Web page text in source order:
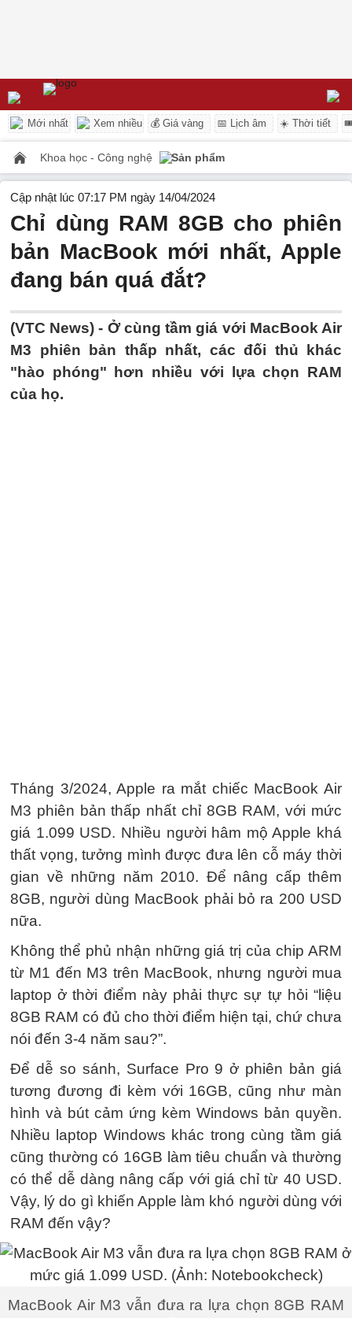
Mới nhất Xem nhiều 💰 Giá vàng 📅 Lịch âm ☀️ Thời tiết
Khoa học - Công nghệ Sản phẩm
Cập nhật lúc 07:17 PM ngày 14/04/2024
Chỉ dùng RAM 8GB cho phiên
bản MacBook mới nhất, Apple
đang bán quá đắt?
(VTC News) - Ở cùng tầm giá với MacBook Air
M3 phiên bản thấp nhất, các đối thủ khác
"hào phóng" hơn nhiều với lựa chọn RAM
của họ.
Tháng 3/2024, Apple ra mắt chiếc MacBook Air
M3 phiên bản thấp nhất chỉ 8GB RAM, với mức
giá 1.099 USD. Nhiều người hâm mộ Apple khá
thất vọng, tưởng mình được đưa lên cỗ máy thời
gian về những năm 2010. Để nâng cấp thêm
8GB, người dùng MacBook phải bỏ ra 200 USD
nữa.
Không thể phủ nhận những giá trị của chip ARM
từ M1 đến M3 trên MacBook, nhưng người mua
laptop ở thời điểm này phải thực sự tự hỏi “liệu
8GB RAM có đủ cho thời điểm hiện tại, chứ chưa
nói đến 3-4 năm sau?”.
Để dễ so sánh, Surface Pro 9 ở phiên bản giá
tương đương đi kèm với 16GB, cũng như màn
hình và bút cảm ứng kèm Windows bản quyền.
Nhiều laptop Windows khác trong cùng tầm giá
cũng thường có 16GB làm tiêu chuẩn và thường
có thể dễ dàng nâng cấp với giá chỉ từ 40 USD.
Vậy, lý do gì khiến Apple làm khó người dùng với
RAM đến vậy?
MacBook Air M3 vẫn đưa ra lựa chọn 8GB RAM